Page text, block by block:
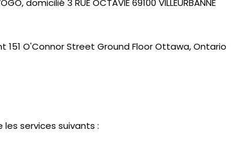
O'Connor Street Ground Floor Ottawa, Ontario
services suivants :